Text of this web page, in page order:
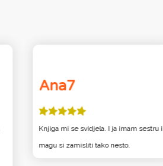
Ana7
Knjiga mi se svidjela. I ja imam sestru i
magu si zamisliti tako nesto.